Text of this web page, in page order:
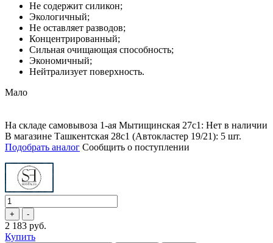
Не содержит силикон;
Экологичный;
Не оставляет разводов;
Концентрированный;
Сильная очищающая способность;
Экономичный;
Нейтрализует поверхность.
Мало
На складе самовывоза 1-ая Мытищинская 27с1: Нет в наличии
В магазине Ташкентская 28с1 (Автокластер 19/21): 5 шт.
Подобрать аналог Сообщить о поступлении
2 183 руб.
Купить